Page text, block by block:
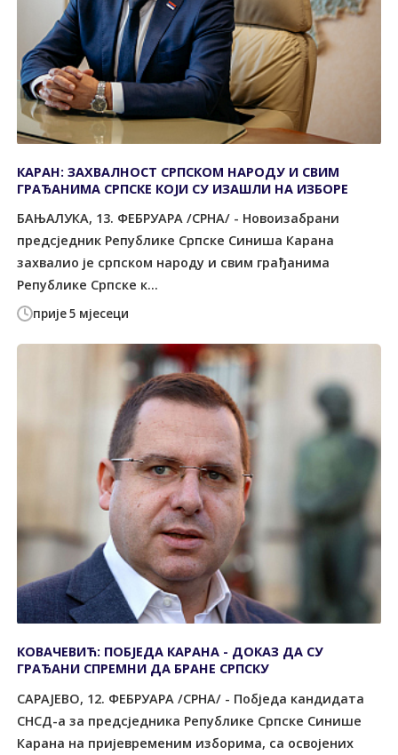
прије 5 мјесеци
КАРАН: ЗАХВАЛНОСТ СРПСКОМ НАРОДУ И СВИМ
ГРАЂАНИМА СРПСКЕ КОЈИ СУ ИЗАШЛИ НА ИЗБОРЕ
БАЊАЛУКА, 13. ФЕБРУАРА /СРНА/ - Новоизабрани
предсједник Републике Српске Синиша Карана
захвалио је српском народу и свим грађанима
Републике Српске к...
КОВАЧЕВИЋ: ПОБЈЕДА КАРАНА - ДОКАЗ ДА СУ
ГРАЂАНИ СПРЕМНИ ДА БРАНЕ СРПСКУ
САРАЈЕВО, 12. ФЕБРУАРА /СРНА/ - Побједа кандидата
СНСД-а за предсједника Републике Српске Синише
Карана на пријевременим изборима, са освојених